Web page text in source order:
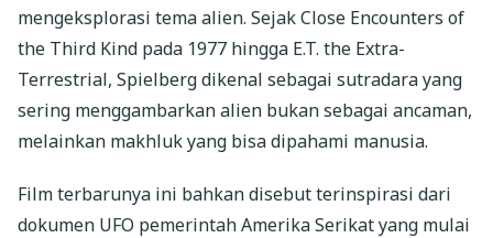
mengeksplorasi tema alien. Sejak Close Encounters of
the Third Kind pada 1977 hingga E.T. the Extra-
Terrestrial, Spielberg dikenal sebagai sutradara yang
sering menggambarkan alien bukan sebagai ancaman,
melainkan makhluk yang bisa dipahami manusia.
Film terbarunya ini bahkan disebut terinspirasi dari
dokumen UFO pemerintah Amerika Serikat yang mulai